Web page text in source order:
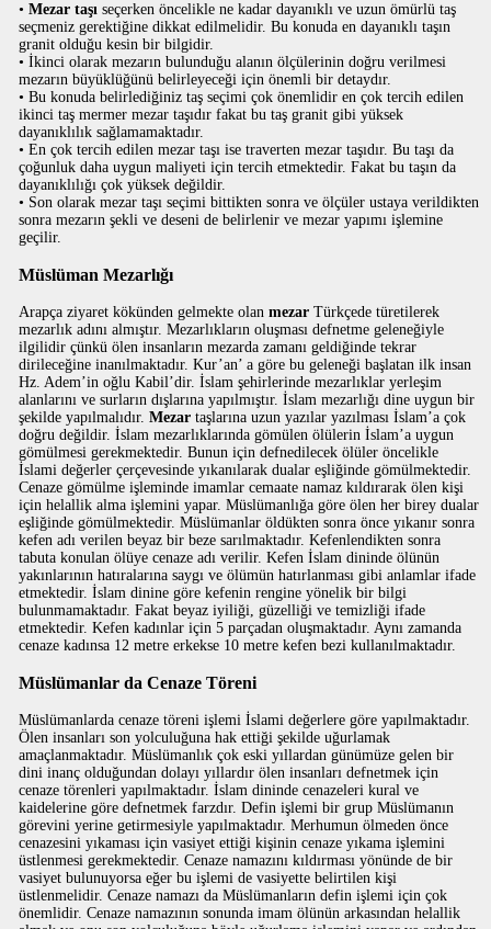
•Mezar taşı seçerken öncelikle ne kadar dayanıklı ve uzun ömürlü taş
seçmeniz gerektiğine dikkat edilmelidir. Bu konuda en dayanıklı taşın
granit olduğu kesin bir bilgidir.
• İkinci olarak mezarın bulunduğu alanın ölçülerinin doğru verilmesi
mezarın büyüklüğünü belirleyeceği için önemli bir detaydır.
• Bu konuda belirlediğiniz taş seçimi çok önemlidir en çok tercih edilen
ikinci taş mermer mezar taşıdır fakat bu taş granit gibi yüksek
dayanıklılık sağlamamaktadır.
• En çok tercih edilen mezar taşı ise traverten mezar taşıdır. Bu taşı da
çoğunluk daha uygun maliyeti için tercih etmektedir. Fakat bu taşın da
dayanıklılığı çok yüksek değildir.
• Son olarak mezar taşı seçimi bittikten sonra ve ölçüler ustaya verildikten
sonra mezarın şekli ve deseni de belirlenir ve mezar yapımı işlemine
geçilir.
Müslüman Mezarlığı
Arapça ziyaret kökünden gelmekte olanmezar Türkçede türetilerek
mezarlık adını almıştır. Mezarlıkların oluşması defnetme geleneğiyle
ilgilidir çünkü ölen insanların mezarda zamanı geldiğinde tekrar
dirileceğine inanılmaktadır. Kur’an’ a göre bu geleneği başlatan ilk insan
Hz. Adem’in oğlu Kabil’dir. İslam şehirlerinde mezarlıklar yerleşim
alanlarını ve surların dışlarına yapılmıştır. İslam mezarlığı dine uygun bir
şekilde yapılmalıdır.Mezar taşlarına uzun yazılar yazılması İslam’a çok
doğru değildir. İslam mezarlıklarında gömülen ölülerin İslam’a uygun
gömülmesi gerekmektedir. Bunun için defnedilecek ölüler öncelikle
İslami değerler çerçevesinde yıkanılarak dualar eşliğinde gömülmektedir.
Cenaze gömülme işleminde imamlar cemaate namaz kıldırarak ölen kişi
için helallik alma işlemini yapar. Müslümanlığa göre ölen her birey dualar
eşliğinde gömülmektedir. Müslümanlar öldükten sonra önce yıkanır sonra
kefen adı verilen beyaz bir beze sarılmaktadır. Kefenlendikten sonra
tabuta konulan ölüye cenaze adı verilir. Kefen İslam dininde ölünün
yakınlarının hatıralarına saygı ve ölümün hatırlanması gibi anlamlar ifade
etmektedir. İslam dinine göre kefenin rengine yönelik bir bilgi
bulunmamaktadır. Fakat beyaz iyiliği, güzelliği ve temizliği ifade
etmektedir. Kefen kadınlar için 5 parçadan oluşmaktadır. Aynı zamanda
cenaze kadınsa 12 metre erkekse 10 metre kefen bezi kullanılmaktadır.
Müslümanlar da Cenaze Töreni
Müslümanlarda cenaze töreni işlemi İslami değerlere göre yapılmaktadır.
Ölen insanları son yolculuğuna hak ettiği şekilde uğurlamak
amaçlanmaktadır. Müslümanlık çok eski yıllardan günümüze gelen bir
dini inanç olduğundan dolayı yıllardır ölen insanları defnetmek için
cenaze törenleri yapılmaktadır. İslam dininde cenazeleri kural ve
kaidelerine göre defnetmek farzdır. Defin işlemi bir grup Müslümanın
görevini yerine getirmesiyle yapılmaktadır. Merhumun ölmeden önce
cenazesini yıkaması için vasiyet ettiği kişinin cenaze yıkama işlemini
üstlenmesi gerekmektedir. Cenaze namazını kıldırması yönünde de bir
vasiyet bulunuyorsa eğer bu işlemi de vasiyette belirtilen kişi
üstlenmelidir. Cenaze namazı da Müslümanların defin işlemi için çok
önemlidir. Cenaze namazının sonunda imam ölünün arkasından helallik